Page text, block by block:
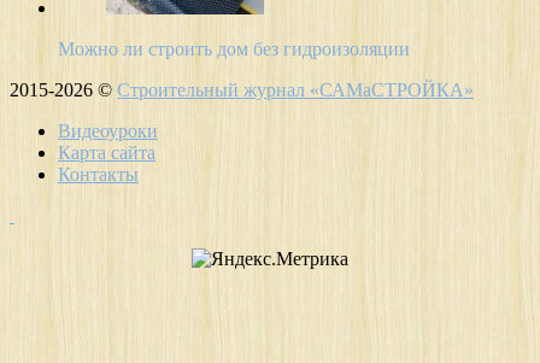
Можно ли строить дом без гидроизоляции
2015-2026 © Строительный журнал «САМаСТРОЙКА»
Видеоуроки
Карта сайта
Контакты